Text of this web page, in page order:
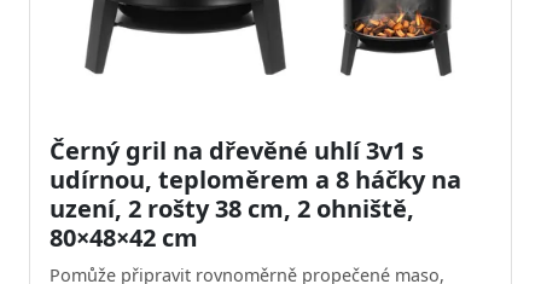
Černý gril na dřevěné uhlí 3v1 s
udírnou, teploměrem a 8 háčky na
uzení, 2 rošty 38 cm, 2 ohniště,
80×48×42 cm
Pomůže připravit rovnoměrně propečené maso,